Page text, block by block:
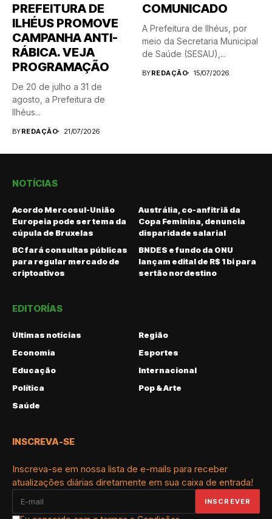
PREFEITURA DE
ILHÉUS PROMOVE
CAMPANHA ANTI-
RÁBICA. VEJA
PROGRAMAÇÃO
De 20 de julho a 31 de
agosto, a Prefeitura de
Ilhéus...
BYREDAÇÃO 21/07/2026
COMUNICADO
A Prefeitura de Ilhéus, por
meio da Secretaria Municipal
de Saúde (SESAU),...
BYREDAÇÃO 15/07/2026
NOTÍCIAS
Acordo Mercosul-União
Europeia pode ser tema da
cúpula de Bruxelas
Austrália, co-anfitriã da
Copa Feminina, denuncia
disparidade salarial
BC fará consultas públicas
para regular mercado de
criptoativos
BNDES e fundo da ONU
lançam edital de R$ 1 bi para
sertão nordestino
EDITORÍAS
Últimas notícias
Região
Economia
Esportes
Educação
Internacional
Política
Pop & Arte
Saúde
INSCREVA-SE
Inscreva-se em nossa lista de e-mails para receber
atualizações diárias diretamente em sua caixa de entrada!